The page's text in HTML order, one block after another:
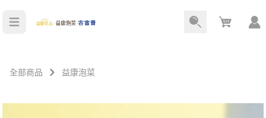
Cart
全部商品 益康泡菜